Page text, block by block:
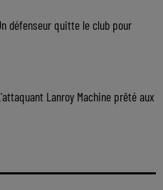
défenseur quitte le club pour
Lanroy Machine prêté aux